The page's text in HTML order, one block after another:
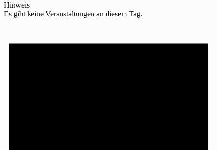
Hinweis
Es gibt keine Veranstaltungen an diesem Tag.